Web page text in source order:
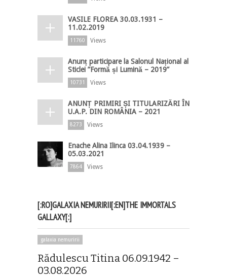
VASILE FLOREA 30.03.1931 –
11.02.2019
11760 Views
Anunț participare la Salonul Național al
Sticlei ”Formă și Lumină – 2019”
10731 Views
ANUNȚ PRIMIRI ȘI TITULARIZĂRI ÎN
U.A.P. DIN ROMÂNIA – 2021
8273 Views
Enache Alina Ilinca 03.04.1939 –
05.03.2021
7864 Views
[:RO]GALAXIA NEMURIRII[:EN]THE IMMORTALS
GALLAXY[:]
galaxia nemuririi
Rădulescu Titina 06.09.1942 –
03.08.2026